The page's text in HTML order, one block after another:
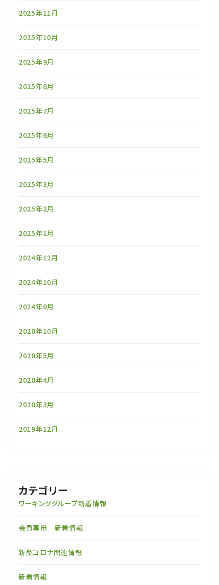
2025年11月
2025年10月
2025年9月
2025年8月
2025年7月
2025年6月
2025年5月
2025年3月
2025年2月
2025年1月
2024年12月
2024年10月
2024年9月
2020年10月
2020年5月
2020年4月
2020年3月
2019年12月
カテゴリー
ワーキンググループ新着情報
会員専用 新着情報
新型コロナ関連情報
新着情報